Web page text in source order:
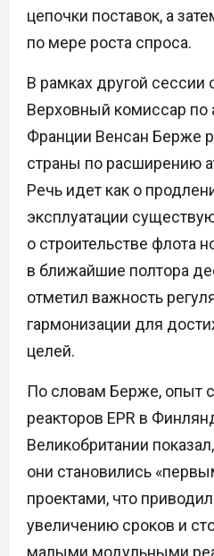
цепочки поставок, а
по мере роста спроса.
В рамках другой сессии
Верховный комиссар по
Франции Венсан Берже
страны по расширению
Речь идет как о
эксплуатации
о строительстве флота
в ближайшие полтора
отметил важность
гармонизации для
целей.
По словам Берже, опыт
реакторов EPR в
Великобритании
они становились
проектами, что
увеличению сроков и